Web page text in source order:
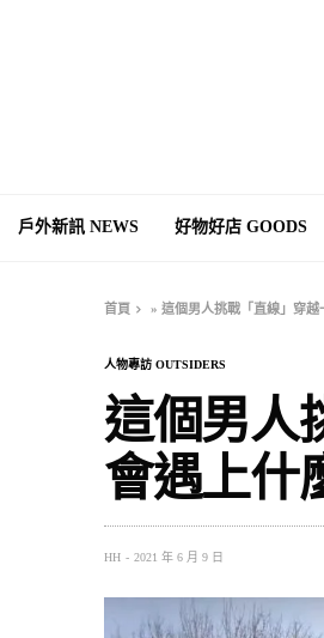
戶外新訊 NEWS 好物好店 GOODS
首頁 »這個男人挑戰「直線」穿越
人物專訪 OUTSIDERS
這個男人
會遇上什
HH 2021 年 6 月 9 日